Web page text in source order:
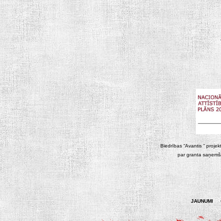
Biedrības “Avantis “
par granta
JAUNUMI